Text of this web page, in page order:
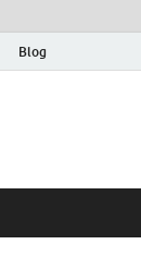
Blog